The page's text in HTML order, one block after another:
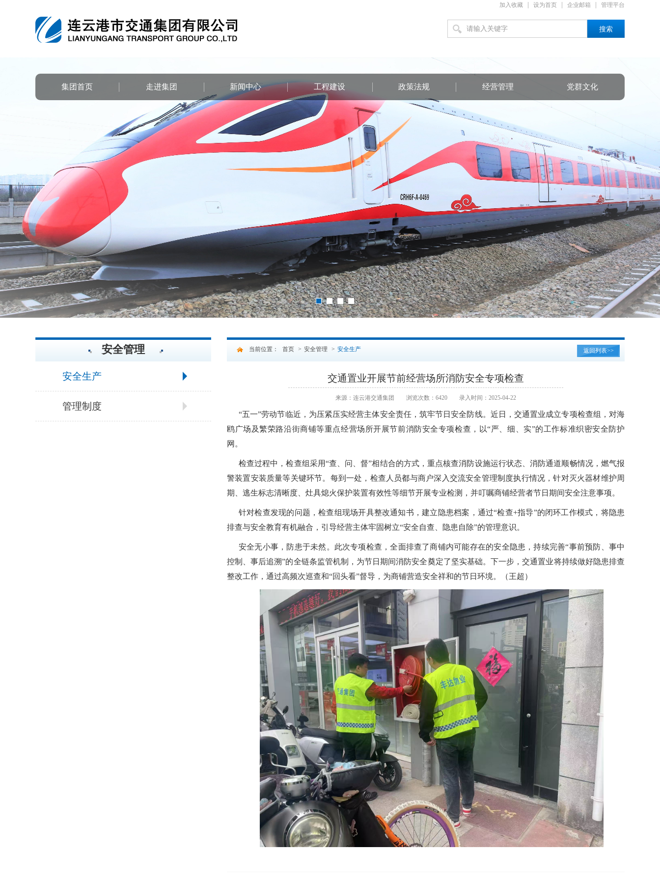
加入收藏 设为首页 企业邮箱 管理平台
搜索
集团首页 走进集团 新闻中心 工程建设 政策法规 经营管理 党群文化
1 2 3 4
安全管理
安全生产
管理制度
当前位置： 首页 > 安全管理 > 安全生产 返回列表>>
交通置业开展节前经营场所消防安全专项检查
来源：连云港交通集团 浏览次数：6420 录入时间：2025-04-22
“五一”劳动节临近，为压紧压实经营主体安全责任，筑牢节日安全防线。近日，交通置业成立专项检查组，对海
鸥广场及繁荣路沿街商铺等重点经营场所开展节前消防安全专项检查，以“严、细、实”的工作标准织密安全防护
网。
检查过程中，检查组采用“查、问、督”相结合的方式，重点核查消防设施运行状态、消防通道顺畅情况，燃气报
警装置安装质量等关键环节。每到一处，检查人员都与商户深入交流安全管理制度执行情况，针对灭火器材维护周
期、逃生标志清晰度、灶具熄火保护装置有效性等细节开展专业检测，并叮嘱商铺经营者节日期间安全注意事项。
针对检查发现的问题，检查组现场开具整改通知书，建立隐患档案，通过“检查+指导”的闭环工作模式，将隐患
排查与安全教育有机融合，引导经营主体牢固树立“安全自查、隐患自除”的管理意识。
安全无小事，防患于未然。此次专项检查，全面排查了商铺内可能存在的安全隐患，持续完善“事前预防、事中
控制、事后追溯”的全链条监管机制，为节日期间消防安全奠定了坚实基础。下一步，交通置业将持续做好隐患排查
整改工作，通过高频次巡查和“回头看”督导，为商铺营造安全祥和的节日环境。（王超）